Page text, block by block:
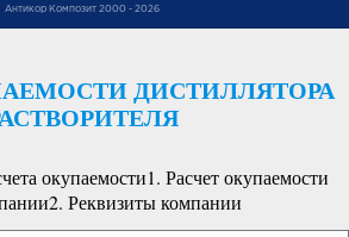
Антикор Композит 2000 - 2026
ДИСТИЛЛЯТОРА
окупаемости1. Расчет окупаемости
2. Реквизиты компании